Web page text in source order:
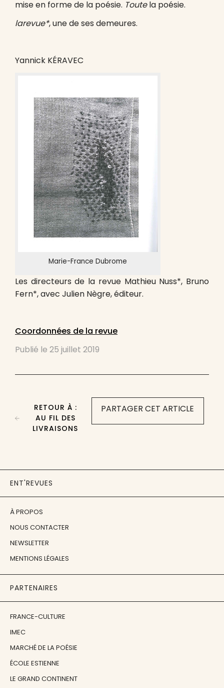
mise en forme de la poésie. Toutela poésie.
larevue*, une de ses demeures.
Yannick KÉRAVEC
Marie-France Dubrome
Les directeurs de la revue Mathieu Nuss*, Bruno
Fern*, avec Julien Nègre, éditeur.
Coordonnées de la revue
Publié le 25 juillet 2019
PARTAGER CET ARTICLE
RETOUR À :
AU FIL DES
LIVRAISONS
ENT'REVUES
À PROPOS
NOUS CONTACTER
NEWSLETTER
MENTIONS LÉGALES
PARTENAIRES
FRANCE-CULTURE
IMEC
MARCHÉ DE LA POÉSIE
ÉCOLE ESTIENNE
LE GRAND CONTINENT